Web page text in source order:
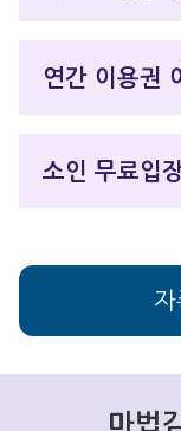
연간 이용권
소인 무료입
마법